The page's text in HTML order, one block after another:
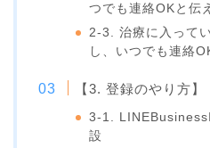
つでも連絡OKと伝
2-3. 治療に入って
し、いつでも連絡
【3. 登録のやり方】
3-1.
設